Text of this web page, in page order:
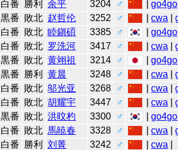
白番 勝利 余平 3204 ♂ |go4go
黒番 敗北 赵哲伦 3252 ♂ |cwa |
白番 敗北 睦鎭碩 3385 ♂ |go4go
白番 敗北 罗洗河 3417 ♂ |cwa |
黒番 敗北 黄翊祖 3214 ♂ |go4go
黒番 勝利 黄晨 3248 ♂ |cwa |
白番 敗北 邬光亚 3268 ♂ |cwa |
白番 敗北 胡耀宇 3447 ♂ |cwa |
黒番 敗北 洪旼杓 3300 ♂ |go4go
白番 敗北 馬暁春 3328 ♂ |cwa |
白番 勝利 刘菁 3242 ♂ |cwa